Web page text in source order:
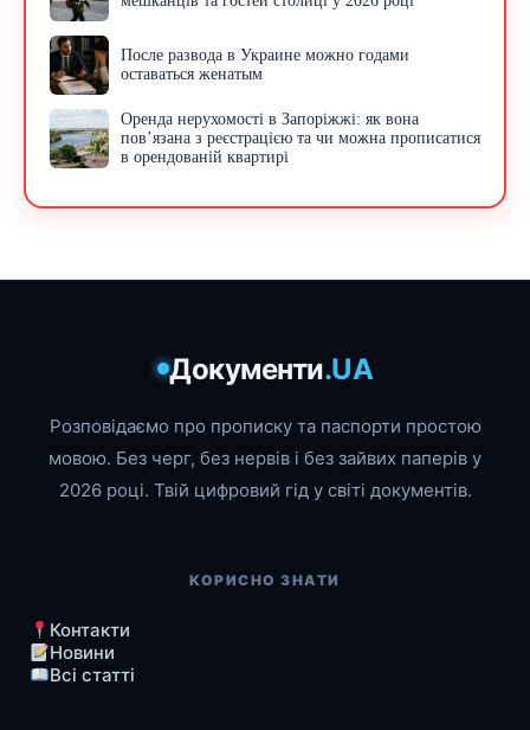
После развода в Украине можно годами
оставаться женатым
Оренда нерухомості в Запоріжжі: як вона
пов’язана з реєстрацією та чи можна прописатися
в орендованій квартирі
Документи.UA
Розповідаємо про прописку та паспорти простою
мовою. Без черг, без нервів і без зайвих паперів у
2026 році. Твій цифровий гід у світі документів.
КОРИСНО ЗНАТИ
Контакти
Новини
Всі статті